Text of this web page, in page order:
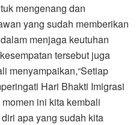
mengenang dan
yang sudah memberikan
menjaga keutuhan
tersebut juga
menyampaikan,“Setiap
Hari Bhakti Imigrasi
ini kita kembali
apa yang sudah kita